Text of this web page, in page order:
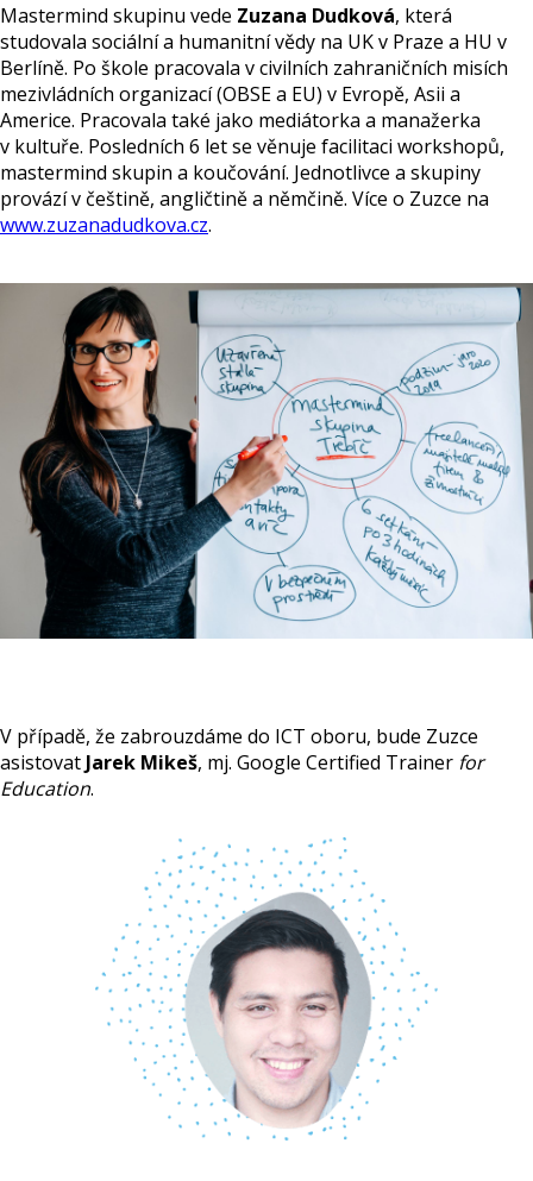
Mastermind skupinu vede Zuzana Dudková, která
studovala sociální a humanitní vědy na UK v Praze a HU v
Berlíně. Po škole pracovala v civilních zahraničních misích
mezivládních organizací (OBSE a EU) v Evropě, Asii a
Americe. Pracovala také jako mediátorka a manažerka
v kultuře. Posledních 6 let se věnuje facilitaci workshopů,
mastermind skupin a koučování. Jednotlivce a skupiny
provází v češtině, angličtině a němčině. Více o Zuzce na
www.zuzanadudkova.cz.
V případě, že zabrouzdáme do ICT oboru, bude Zuzce
asistovat Jarek Mikeš, mj. Google Certified Trainer for
Education.